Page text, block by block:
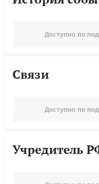
Доступно по
Связи
Доступно по
Учредитель